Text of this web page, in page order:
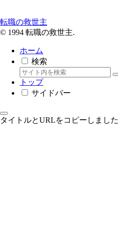
転職の救世主
© 1994 転職の救世主.
ホーム
検索
トップ
サイドバー
タイトルとURLをコピーしました